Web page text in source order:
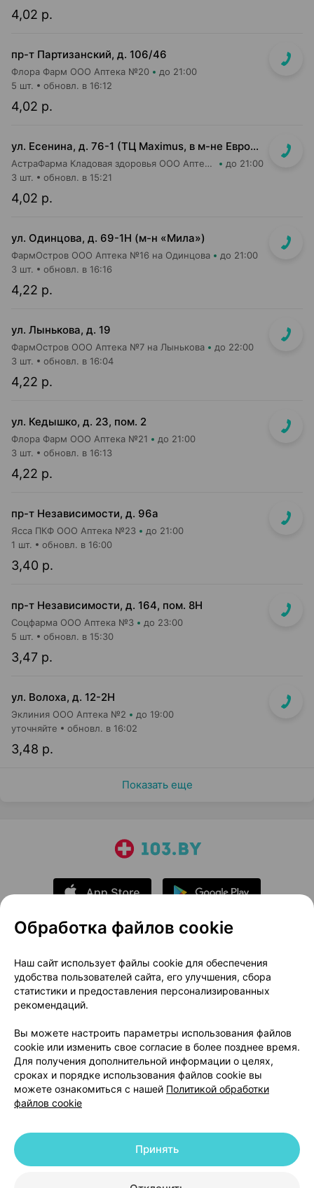
4,02 р.
пр-т Партизанский, д. 106/46
Флора Фарм ООО Аптека №20 до 21:00
4,02 р.
5 шт. обновл. в 16:12
ул. Есенина, д. 76-1 (ТЦ Maximus, в м-не Евроопт Super)
АстраФарма Кладовая здоровья ООО Аптека №9 до 21:00
4,02 р.
3 шт. обновл. в 15:21
ул. Одинцова, д. 69-1Н (м-н «Мила»)
ФармОстров ООО Аптека №16 на Одинцова до 21:00
4,22 р.
3 шт. обновл. в 16:16
ул. Лынькова, д. 19
ФармОстров ООО Аптека №7 на Лынькова до 22:00
4,22 р.
3 шт. обновл. в 16:04
ул. Кедышко, д. 23, пом. 2
Флора Фарм ООО Аптека №21 до 21:00
4,22 р.
3 шт. обновл. в 16:13
пр-т Независимости, д. 96а
Ясса ПКФ ООО Аптека №23 до 21:00
3,40 р.
1 шт. обновл. в 16:00
пр-т Независимости, д. 164, пом. 8Н
Соцфарма ООО Аптека №3 до 23:00
3,47 р.
5 шт. обновл. в 15:30
ул. Волоха, д. 12-2Н
Эклиния ООО Аптека №2 до 19:00
3,48 р.
уточняйте обновл. в 16:02
Показать еще
О проекте
Новости проекта
Размещение рекламы
Медицинский маркетинг
Публичный договор
Доставка
Способы оплаты
Вакансии
Партнеры
Написать руководителю 103.by
Написать в поддержку
Персональные настройки Cookie
© 2026 ООО «Артокс Лаб», УНП 191700409 | 220012, Республика Беларусь,
+375 291212755
Обработка файлов cookie
Наш сайт использует файлы cookie для обеспечения
удобства пользователей сайта, его улучшения, сбора
статистики и предоставления персонализированных
рекомендаций.
Вы можете настроить параметры использования файлов
cookie или изменить свое согласие в более позднее время.
Для получения дополнительной информации о целях,
сроках и порядке использования файлов cookie вы
можете ознакомиться с нашей Политикой обработки
файлов cookie
Принять